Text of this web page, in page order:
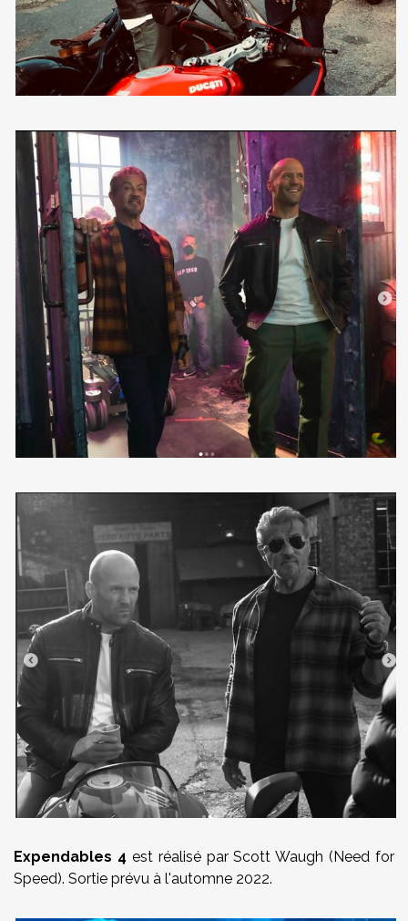
Expendables 4 est réalisé par Scott Waugh (Need for
Speed). Sortie prévu à l'automne 2022.